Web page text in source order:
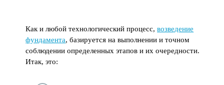
Как и любой технологический процесс,возведение
фундамента, базируется на выполнении и точном
соблюдении определенных этапов и их очередности.
Итак, это: